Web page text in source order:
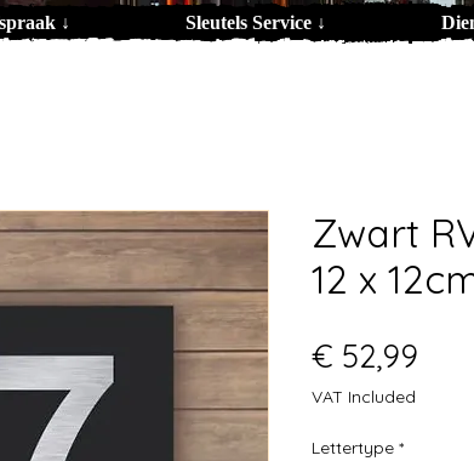
↓ Sleutels Service ↓
Zwart
12 x
€ 52,99
VAT Included
Lettertype *